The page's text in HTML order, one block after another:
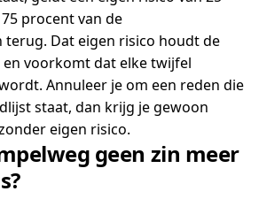
procent van de
Dat eigen risico houdt de
voorkomt dat elke twijfel
Annuleer je om een reden die
staat, dan krijg je gewoon
eigen risico.
geen zin meer